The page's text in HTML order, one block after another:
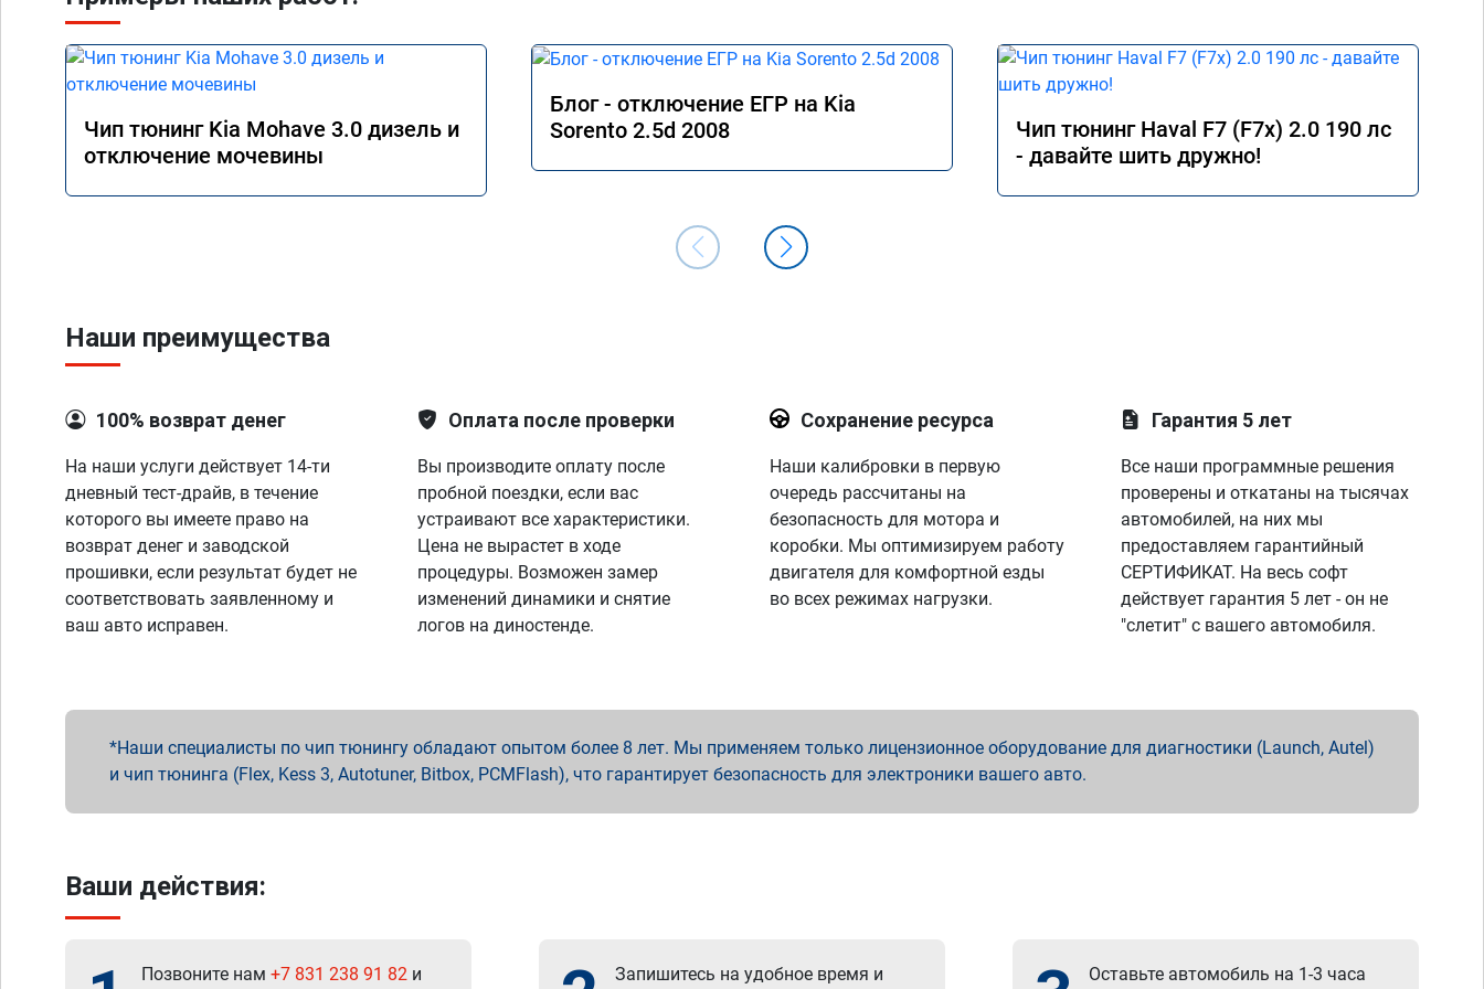
Чип тюнинг Kia Mohave 3.0 дизель и
отключение мочевины
Блог - отключение ЕГР на Kia
Sorento 2.5d 2008
Чип тюнинг Haval F7 (F7x) 2.0 190 лс
- давайте шить дружно!
Наши преимущества
100% возврат денег
На наши услуги действует 14-ти
дневный тест-драйв, в течение
которого вы имеете право на
возврат денег и заводской
прошивки, если результат будет не
соответствовать заявленному и
ваш авто исправен.
Оплата после проверки
Вы производите оплату после
пробной поездки, если вас
устраивают все характеристики.
Цена не вырастет в ходе
процедуры. Возможен замер
изменений динамики и снятие
логов на диностенде.
Сохранение ресурса
Наши калибровки в первую
очередь рассчитаны на
безопасность для мотора и
коробки. Мы оптимизируем работу
двигателя для комфортной езды
во всех режимах нагрузки.
Гарантия 5 лет
Все наши программные решения
проверены и откатаны на тысячах
автомобилей, на них мы
предоставляем гарантийный
СЕРТИФИКАТ. На весь софт
действует гарантия 5 лет - он не
"слетит" с вашего автомобиля.
Наши специалисты по чип тюнингу обладают опытом более 8 лет. Мы применяем только лицензионное оборудование для диагностики (Launch, Autel)
и чип тюнинга (Flex, Kess 3, Autotuner, Bitbox, PCMFlash), что гарантирует безопасность для электроники вашего авто.
Ваши действия:
Позвоните нам +7 831 238 91 82 и Запишитесь на удобное время и Оставьте автомобиль на 1-3 часа